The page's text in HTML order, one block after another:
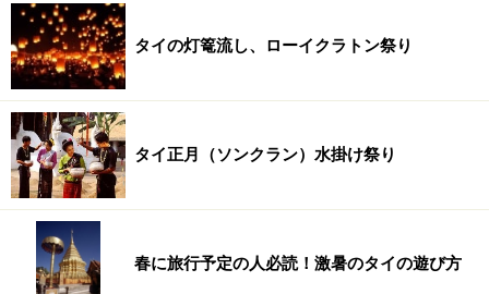
タイの灯篭流し、ローイクラトン祭り
タイ正月（ソンクラン）水掛け祭り
春に旅行予定の人必読！激暑のタイの遊び方